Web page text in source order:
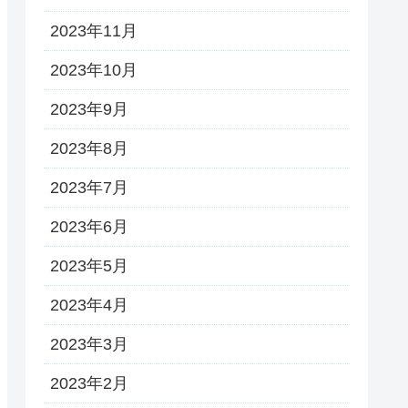
2023年11月
2023年10月
2023年9月
2023年8月
2023年7月
2023年6月
2023年5月
2023年4月
2023年3月
2023年2月